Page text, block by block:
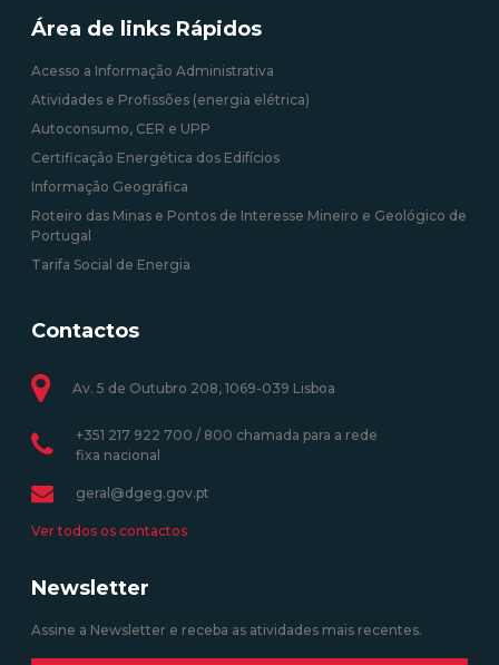
Área de links Rápidos
Acesso a Informação Administrativa
Atividades e Profissões (energia elétrica)
Autoconsumo, CER e UPP
Certificação Energética dos Edifícios
Informação Geográfica
Roteiro das Minas e Pontos de Interesse Mineiro e Geológico de
Portugal
Tarifa Social de Energia
Contactos
Av. 5 de Outubro 208, 1069-039 Lisboa
+351 217 922 700 / 800 chamada para a rede
fixa nacional
geral@dgeg.gov.pt
Ver todos os contactos
Newsletter
Assine a Newsletter e receba as atividades mais recentes.